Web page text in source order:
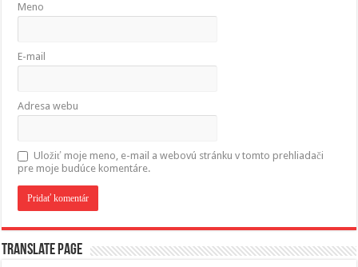
Meno
E-mail
Adresa webu
Uložiť moje meno, e-mail a webovú stránku v tomto prehliadači
pre moje budúce komentáre.
Translate page